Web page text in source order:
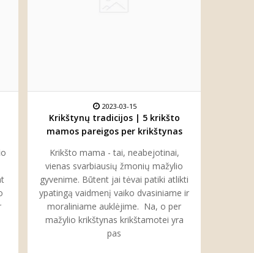
2023-03-15
Krikštynų tradicijos | 5 krikšto
mamos pareigos per krikštynas
Krikšto mama - tai, neabejotinai,
vienas svarbiausių žmonių mažylio
gyvenime. Būtent jai tėvai patiki atlikti
ypatingą vaidmenį vaiko dvasiniame ir
moraliniame auklėjime. Na, o per
mažylio krikštynas krikštamotei yra
pas